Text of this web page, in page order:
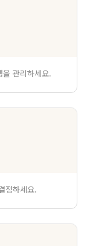
관리하세요.
정하세요.